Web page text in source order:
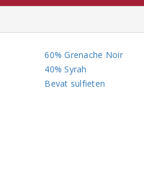
60% Grenache Noir
40% Syrah
Bevat sulfieten